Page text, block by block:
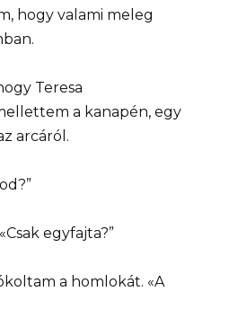
hogy valami meleg
Teresa
a kanapén, egy
arcáról.
egyfajta?”
a homlokát. «A